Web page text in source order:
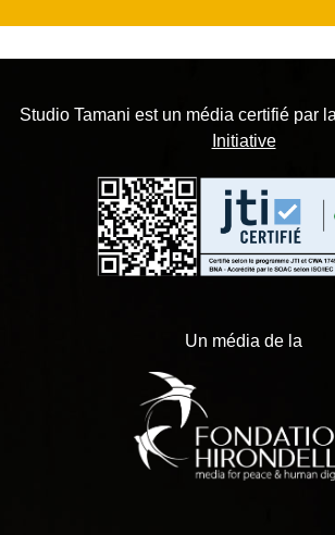
Studio Tamani est un média certifié par la
Initiative
Un média de la